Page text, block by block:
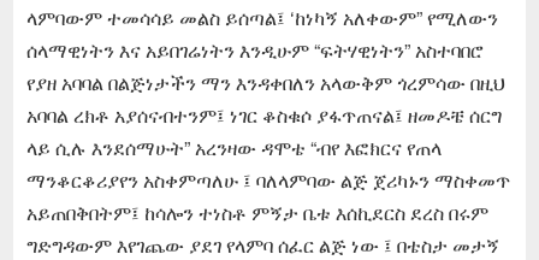
ላምባውም ተመሳሳይ መልስ ይሰጣል፤ ‘ከነካኝ አለቀውም” የሚለውን
ሰላማዊነትን እና አይበገሬነትን እንዲሁም “ፍትሃዊነትን” አስተባበሮ
የያዘ አባባል በልጅነታችን ማን እንዳቀበለን አላውቅም ጎረምሳው በዚህ
አባባል ረክቶ አያሰናብተንም፤ ነገር ቆስቁሶ ያፋጥጠናል፤ ዘመዶቼ ሰርግ
ላይ ሲሉ እንደሰማሁት” አረንዛው ዳሞቴ “ብየ እፎክርና የጠላ
ማንቆርቆሪያየን አስቀምጣለሁ ፤ ባለላምባው ልጅ ጀሪካኑን ማስቀመጥ
አይጠበቅበትም፤ ከሳሎን ተነስቶ ምኝታ ቤቱ እሰኪደርስ ደረስ በሩም
ግድግዳውም እየገጨው ያደገ የላምባ ሰፈር ልጅ ነው ፤ በቴስታ መታኝ